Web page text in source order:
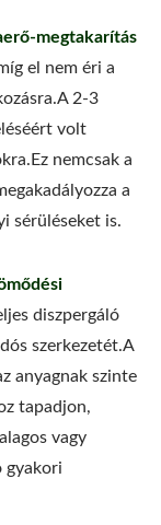
megtakarítás
el nem éri a
2-3
volt
nemcsak a
a
sérüléseket is.
diszpergáló
szerkezetét.A
anyagnak szinte
tapadjon,
vagy
gyakori